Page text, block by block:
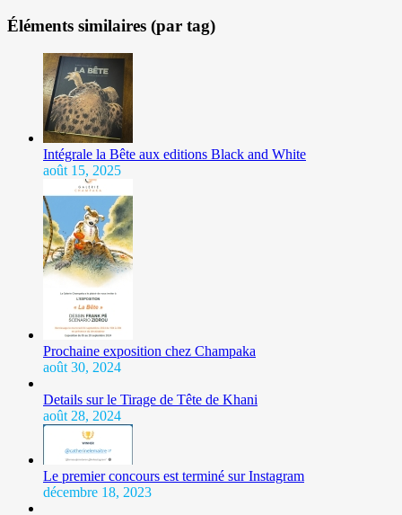
Éléments similaires (par tag)
Intégrale la Bête aux editions Black and White
août 15, 2025
Prochaine exposition chez Champaka
août 30, 2024
Details sur le Tirage de Tête de Khani
août 28, 2024
Le premier concours est terminé sur Instagram
décembre 18, 2023